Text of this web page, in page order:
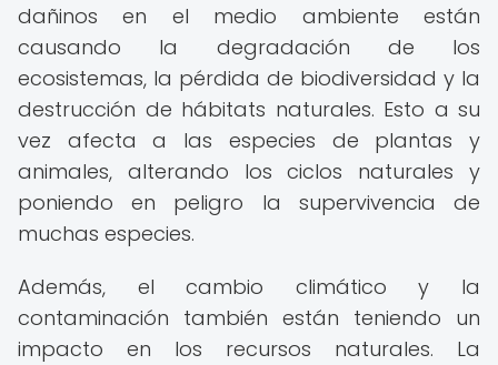
dañinos en el medio ambiente están
causando la degradación de los
ecosistemas, la pérdida de biodiversidad y la
destrucción de hábitats naturales. Esto a su
vez afecta a las especies de plantas y
animales, alterando los ciclos naturales y
poniendo en peligro la supervivencia de
muchas especies.
Además, el cambio climático y la
contaminación también están teniendo un
impacto en los recursos naturales. La